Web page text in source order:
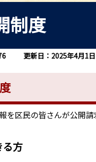
制度
更新日：2025年4月1日
を区民の皆さんが公開請
る方